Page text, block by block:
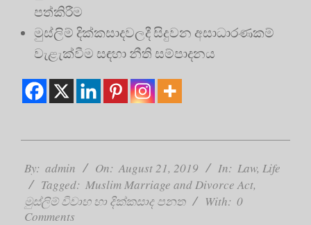
පත්කිරීම
මුස්ලිම් දික්කසාදවලදී සිදුවන අසාධාරණකම්
වැළැක්වීම සඳහා නීති සම්පාදනය
08-
21
By: admin On: August 21, 2019 In: Law, Life
Tagged: Muslim Marriage and Divorce Act,
මුස්ලිම් විවාහ හා දික්කසාද පනත
With: 0
Comments